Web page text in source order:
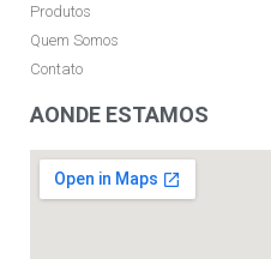
Produtos
Quem Somos
Contato
AONDE ESTAMOS